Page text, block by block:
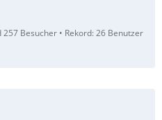
257 Besucher
Rekord: 26 Benutzer